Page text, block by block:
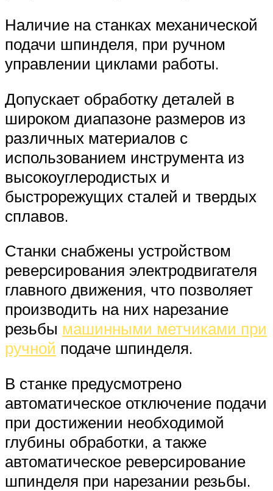
Наличие на станках механической
подачи шпинделя, при ручном
управлении циклами работы.
Допускает обработку деталей в
широком диапазоне размеров из
различных материалов с
использованием инструмента из
высокоуглеродистых и
быстрорежущих сталей и твердых
сплавов.
Станки снабжены устройством
реверсирования электродвигателя
главного движения, что позволяет
производить на них нарезание
резьбы машинными метчиками при
ручной подаче шпинделя.
В станке предусмотрено
автоматическое отключение подачи
при достижении необходимой
глубины обработки, а также
автоматическое реверсирование
шпинделя при нарезании резьбы.